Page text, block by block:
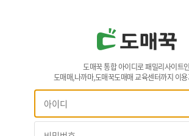
도매꾹 통합 아이디로 패밀리사이트인
도매매,나까마,도매꾹도매매 교육센터까지 이